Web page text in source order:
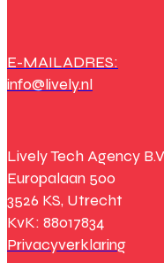
E-MAILADRES:
info@lively.nl
Lively Tech Agency
Europalaan 500
3526 KS, Utrecht
KvK: 88017834
Privacyverklaring